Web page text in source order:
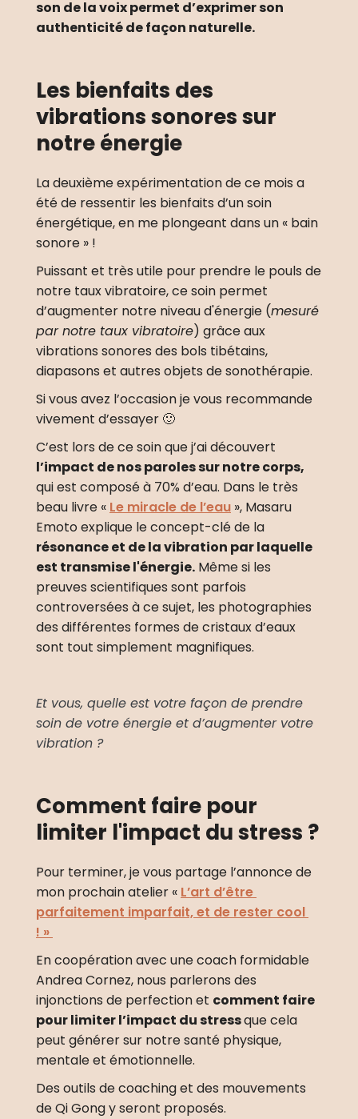
son de la voix permet d’exprimer son
authenticité de façon naturelle.
Les bienfaits des
vibrations sonores sur
notre énergie
La deuxième expérimentation de ce mois a
été de ressentir les bienfaits d’un soin
énergétique, en me plongeant dans un « bain
sonore » !
Puissant et très utile pour prendre le pouls de
notre taux vibratoire, ce soin permet
d’augmenter notre niveau d'énergie (mesuré
par notre taux vibratoire) grâce aux
vibrations sonores des bols tibétains,
diapasons et autres objets de sonothérapie.
Si vous avez l’occasion je vous recommande
vivement d’essayer 🙂
l’impact de nos paroles sur notre corps,
qui est composé à 70% d’eau. Dans le très
beau livre « Le miracle de l’eau », Masaru
résonance et de la vibration par laquelle
est transmise l'énergie. Même si les
preuves scientifiques sont parfois
controversées à ce sujet, les photographies
des différentes formes de cristaux d’eaux
sont tout simplement magnifiques.
Et vous, quelle est votre façon de prendre
soin de votre énergie et d’augmenter votre
vibration ?
Comment faire pour
limiter l'impact du stress ?
Pour terminer, je vous partage l’annonce de
mon prochain atelier « L’art d’être
parfaitement imparfait, et de rester cool
! »
En coopération avec une coach formidable
Andrea Cornez, nous parlerons des
injonctions de perfection et comment faire
pour limiter l’impact du stress que cela
peut générer sur notre santé physique,
mentale et émotionnelle.
Des outils de coaching et des mouvements
de Qi Gong y seront proposés.